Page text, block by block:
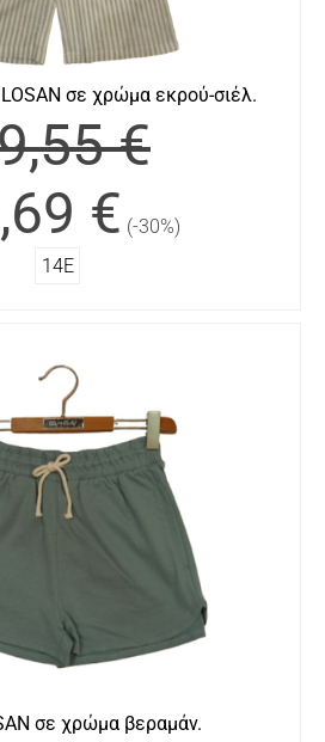
σε χρώμα εκρού-σιέλ.
€
€ (-30%)
14Ε
σε χρώμα βεραμάν.